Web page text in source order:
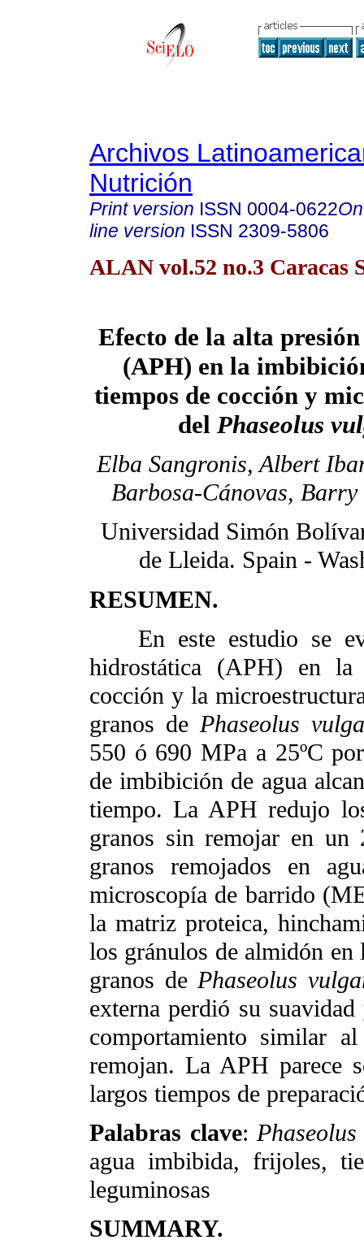
Archivos
Nutrición
Print version ISSN 0004-0622
line version ISSN 2309-5806
ALAN vol.52 no.3 Caracas
Efecto de la alta
(APH) en la
tiempos de cocción y
del Phaseolus
Elba Sangronis, Albert
Barbosa-Cánovas, Barry
Universidad Simón
de Lleida. Spain -
RESUMEN.
En este estudio se
hidrostática (APH) en
cocción y la
granos dePhaseolus
550 ó 690 MPa a 25ºC
de imbibición de agua
tiempo. La APH redujo
granos sin remojar en
granos remojados en
microscopía de barrido
la matriz proteica,
los gránulos de almidón en
granos dePhaseolus
externa perdió su
comportamiento similar
remojan. La APH parece
largos tiempos de
Palabras clave:
agua imbibida, frijoles,
leguminosas
SUMMARY.